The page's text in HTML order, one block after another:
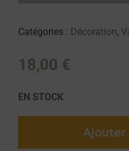
Catégories : Décoration,
18,00 €
EN STOCK